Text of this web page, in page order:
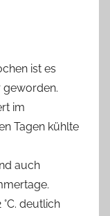
ist es
im
Tagen kühlte
auch
deutlich